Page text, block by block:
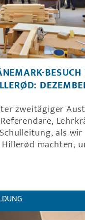
zweitägiger
als
machten,
zu besuchen